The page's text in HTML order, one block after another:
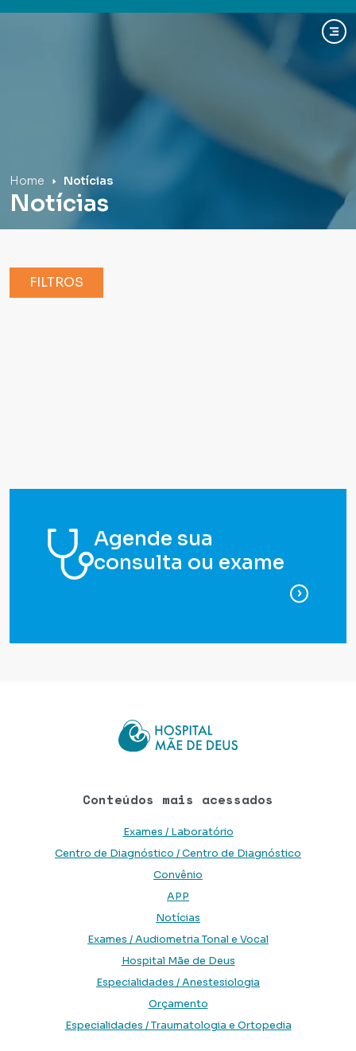
Home Notícias
Notícias
FILTROS
Agende sua
consulta ou exame
para
Conteúdos mais acessados
Exames / Laboratório
Centro de Diagnóstico / Centro de Diagnóstico
Convênio
APP
Notícias
Exames / Audiometria Tonal e Vocal
Hospital Mãe de Deus
Especialidades / Anestesiologia
Orçamento
Especialidades / Traumatologia e Ortopedia